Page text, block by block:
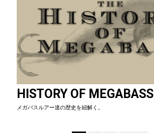
HISTORY OF MEGABASS
メガバスルアー達の歴史を紐解く。